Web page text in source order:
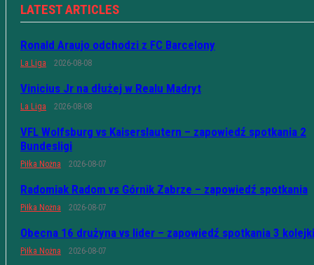
LATEST ARTICLES
Ronald Araujo odchodzi z FC Barcelony
La Liga 2026-08-08
Vinicius Jr na dłużej w Realu Madryt
La Liga 2026-08-08
VFL Wolfsburg vs Kaiserslautern – zapowiedź spotkania 2
Bundesligi
Piłka Nożna 2026-08-07
Radomiak Radom vs Górnik Zabrze – zapowiedź spotkania
Piłka Nożna 2026-08-07
Obecna 16 drużyna vs lider – zapowiedź spotkania 3 kolejki
Piłka Nożna 2026-08-07